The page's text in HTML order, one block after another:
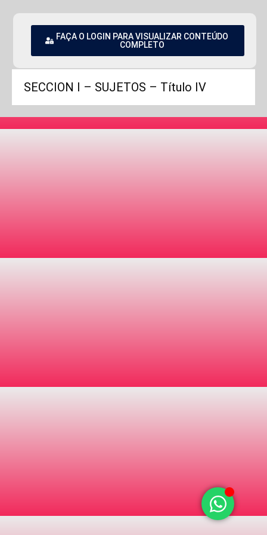
FAÇA O LOGIN PARA VISUALIZAR CONTEÚDO
COMPLETO
SECCION I – SUJETOS – Título IV